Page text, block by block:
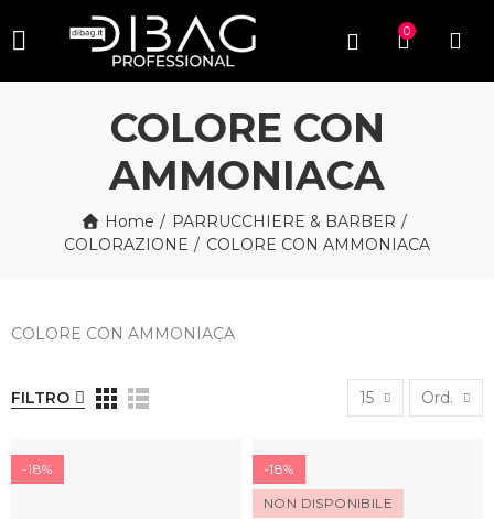
0
COLORE CON
AMMONIACA
Home
PARRUCCHIERE & BARBER
COLORAZIONE
COLORE CON AMMONIACA
COLORE CON AMMONIACA
FILTRO 15 Ord.
-18% -18%
NON DISPONIBILE